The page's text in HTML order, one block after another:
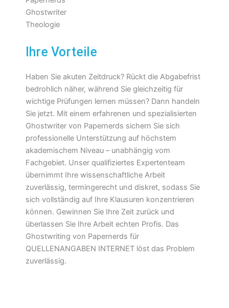
Ihre Vorteile
Haben Sie akuten Zeitdruck? Rückt die Abgabefrist
bedrohlich näher, während Sie gleichzeitig für
wichtige Prüfungen lernen müssen? Dann handeln
Sie jetzt. Mit einem erfahrenen und spezialisierten
Ghostwriter von Papernerds sichern Sie sich
professionelle Unterstützung auf höchstem
akademischem Niveau – unabhängig vom
Fachgebiet. Unser qualifiziertes Expertenteam
übernimmt Ihre wissenschaftliche Arbeit
zuverlässig, termingerecht und diskret, sodass Sie
sich vollständig auf Ihre Klausuren konzentrieren
können. Gewinnen Sie Ihre Zeit zurück und
überlassen Sie Ihre Arbeit echten Profis. Das
Ghostwriting von Papernerds für
QUELLENANGABEN INTERNET löst das Problem
zuverlässig.